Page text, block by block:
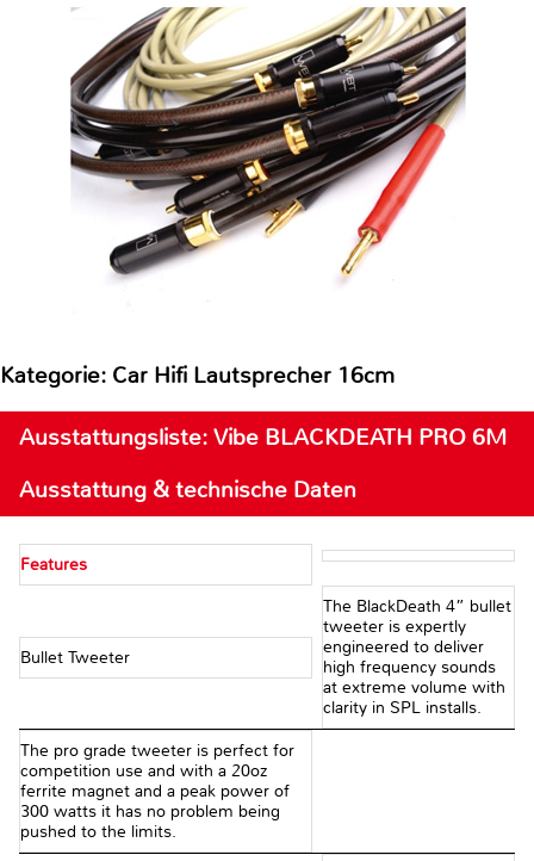
Kategorie: Car Hifi Lautsprecher 16cm
Ausstattungsliste: Vibe BLACKDEATH PRO 6M
Ausstattung & technische Daten
Features
Bullet Tweeter
The BlackDeath 4” bullet
tweeter is expertly
engineered to deliver
high frequency sounds
at extreme volume with
clarity in SPL installs.
The pro grade tweeter is perfect for
competition use and with a 20oz
ferrite magnet and a peak power of
300 watts it has no problem being
pushed to the limits.